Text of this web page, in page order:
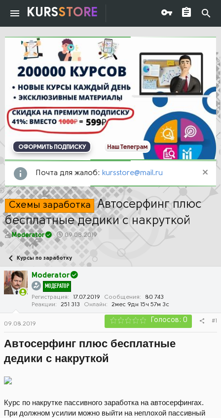
KURSSTORE
ОФОРМИТЬ ПОДПИСКУ Наш Телеграм
Почта для жалоб: kursstore@mail.ru
Схемы заработка Автосерфинг плюс
бесплатные дедики с накруткой
А
т
о
р
т
е
Moderator
Д
а
а
ч
а
л
а
09.08.2019
Курсы по заработку
Moderator
МОДЕРАТОР
Регистрация 17.07.2019 Сообщения
80 743
Реакции
251 313 Онлайн 2мес 9дн 15ч 57м 3с
09.08.2019 Голосов: 0 #1
Автосерфинг плюс бесплатные
дедики с накруткой
Курс по накрутке пассивного заработка на автосерфингах.
При должном усилии можно выйти на неплохой пассивный